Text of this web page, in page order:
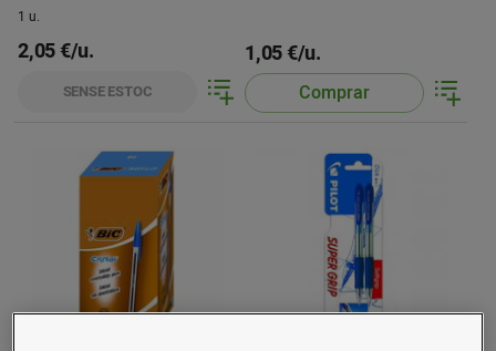
1 u.
2,05 €/u.
SENSE ESTOC
1,05 €/u.
Comprar